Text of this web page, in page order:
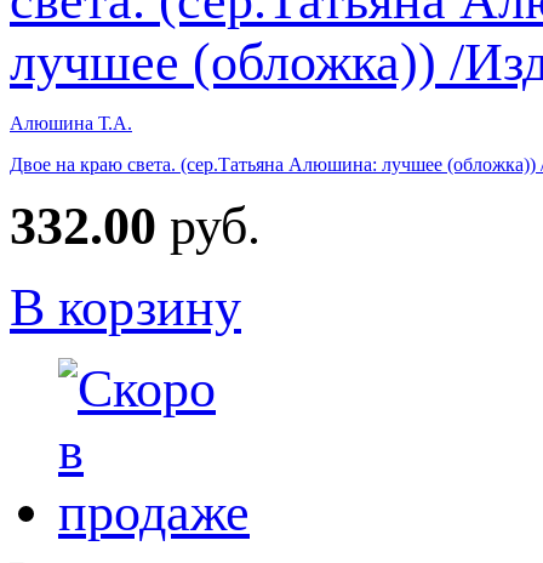
Алюшина Т.А.
Двое на краю света. (сер.Татьяна Алюшина: лучшее
332.00 руб.
В корзину